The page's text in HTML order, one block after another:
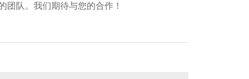
回收电话
团队。我们期待与您的合作！